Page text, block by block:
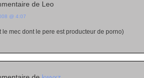
de Leo
@ 4:07
le mec dont le pere est producteur de porno)